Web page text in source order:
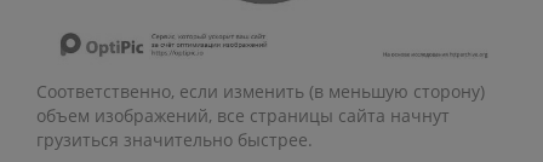
Соответственно, если изменить (в меньшую сторону)
объем изображений, все страницы сайта начнут
грузиться значительно быстрее.